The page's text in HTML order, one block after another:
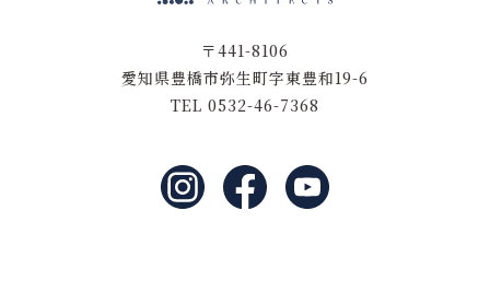
〒441-8106
愛知県豊橋市弥生町字東豊和19-6
TEL 0532-46-7368